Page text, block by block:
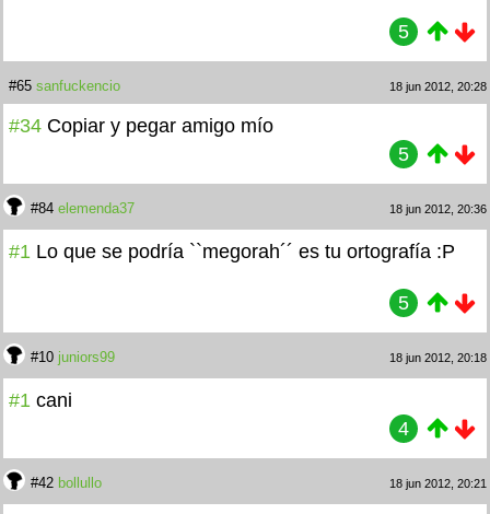
5
#65 sanfuckencio 18 jun 2012, 20:28
#34 Copiar y pegar amigo mío
5
#84 elemenda37 18 jun 2012, 20:36
#1 Lo que se podría ``megorah´´ es tu ortografía :P
5
#10 juniors99 18 jun 2012, 20:18
#1 cani
4
#42 bollullo 18 jun 2012, 20:21